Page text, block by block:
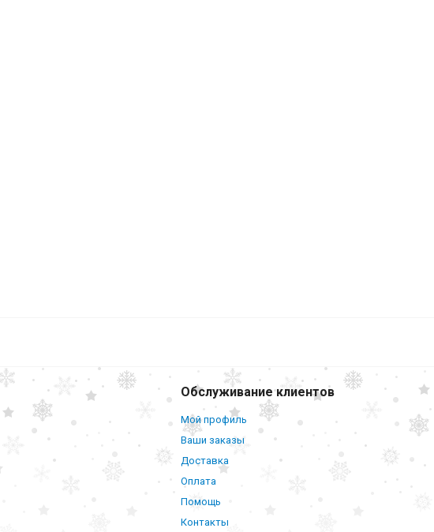
Обслуживание клиентов
Мой профиль
Ваши заказы
Доставка
Оплата
Помощь
Контакты